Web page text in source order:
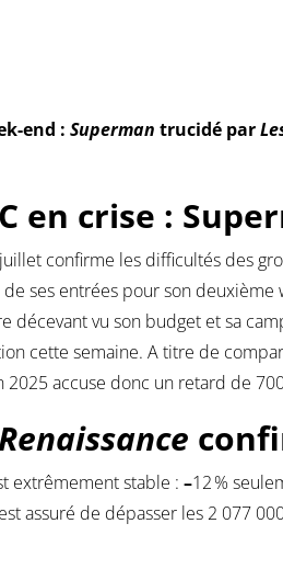
end : Superman trucidé par
en crise :
confirme les difficultés des
ses entrées pour son
décevant vu son budget et sa
cette semaine. A titre de
accuse donc un retard de
extrêmement stable : –12 %
assuré de dépasser les 2 077